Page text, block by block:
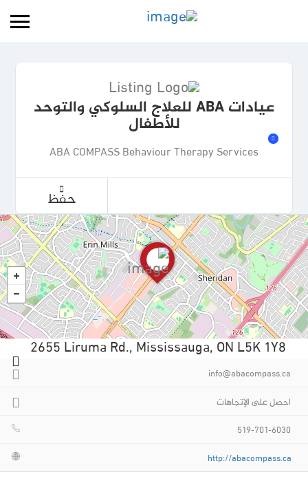
عيادات ABA للعلاج السلوكي والتوحد
للأطفال
ABA COMPASS Behaviour Therapy Services
حفظ
2655 Liruma Rd., Mississauga, ON L5K 1Y8
info@abacompass.ca
احصل على الإتجاهات
519-701-6030
http://abacompass.ca